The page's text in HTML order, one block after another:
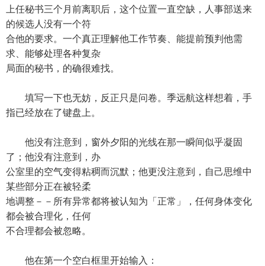
上任秘书三个月前离职后，这个位置一直空缺，人事部送来
的候选人没有一个符
合他的要求。一个真正理解他工作节奏、能提前预判他需
求、能够处理各种复杂
局面的秘书，的确很难找。
填写一下也无妨，反正只是问卷。季远航这样想着，手
指已经放在了键盘上。
他没有注意到，窗外夕阳的光线在那一瞬间似乎凝固
了；他没有注意到，办
公室里的空气变得粘稠而沉默；他更没注意到，自己思维中
某些部分正在被轻柔
地调整－－所有异常都将被认知为「正常」，任何身体变化
都会被合理化，任何
不合理都会被忽略。
他在第一个空白框里开始输入：